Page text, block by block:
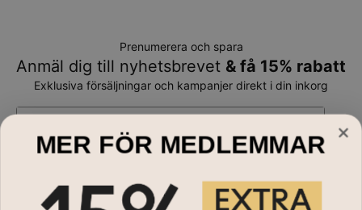
Prenumerera och spara
Anmäl dig till nyhetsbrevet & få 15% rabatt
Exklusiva försäljningar och kampanjer direkt i din inkorg
MER FÖR MEDLEMMAR